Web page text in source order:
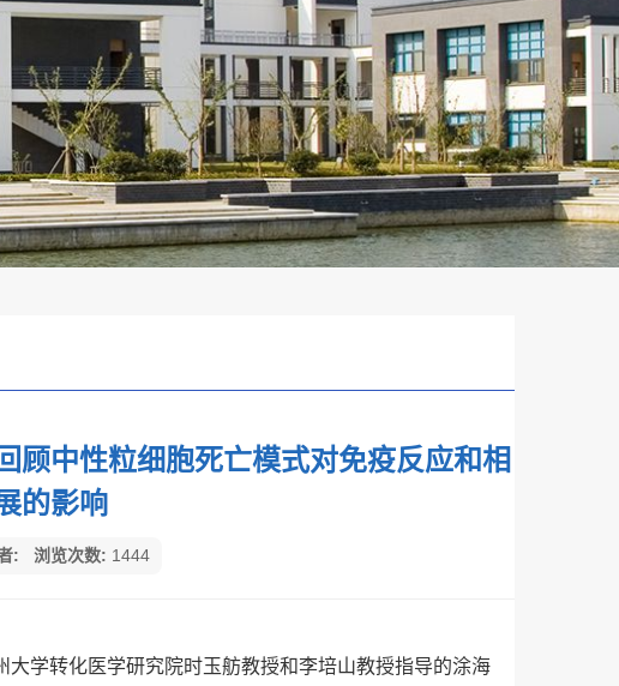
顾中性粒细胞死亡模式对免疫反应和相
的影响
: 浏览次数: 1444
大学转化医学研究院时玉舫教授和李培山教授指导的涂海